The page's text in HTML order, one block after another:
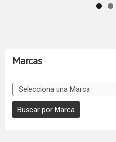
Marcas